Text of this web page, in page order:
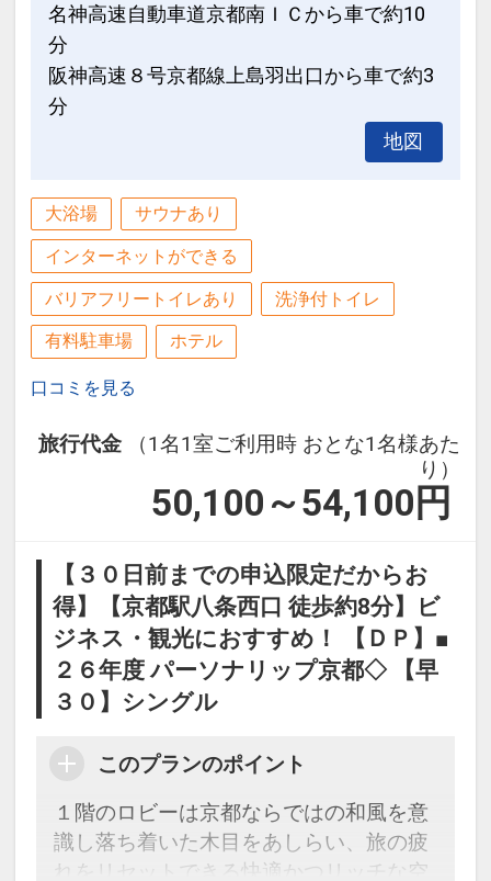
名神高速自動車道京都南ＩＣから車で約10
分
阪神高速８号京都線上島羽出口から車で約3
分
地図
大浴場 サウナあり
インターネットができる
バリアフリートイレあり 洗浄付トイレ
有料駐車場 ホテル
口コミを見る
旅行代金
（1名1室ご利用時 おとな1名様あた
り）
50,100～54,100 円
【３０日前までの申込限定だからお
得】【京都駅八条西口 徒歩約8分】ビ
ジネス・観光におすすめ！ 【ＤＰ】■
２６年度 パーソナリップ京都◇ 【早
３０】シングル
このプランのポイント
１階のロビーは京都ならではの和風を意
識し落ち着いた木目をあしらい、旅の疲
れをリセットできる快適かつリッチな空